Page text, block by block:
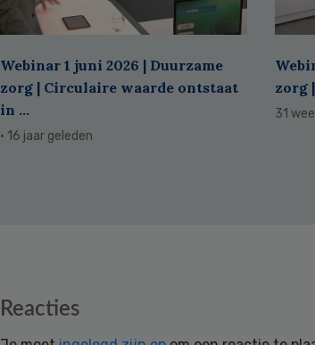
Webinar 1 juni 2026 | Duurzame
zorg | Circulaire waarde ontstaat
in ...
· 16 jaar geleden
zorg
31
Reacties